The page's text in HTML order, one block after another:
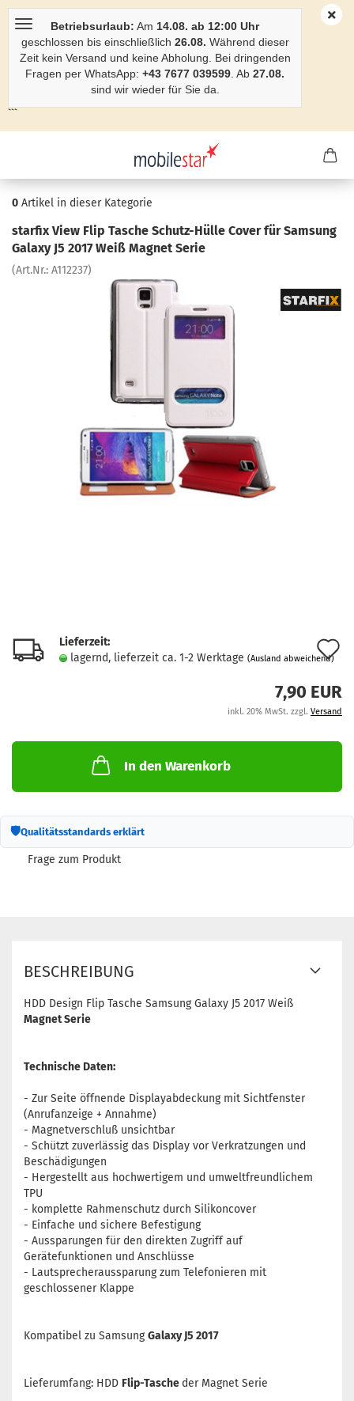
Betriebsurlaub: Am 14.08. ab 12:00 Uhr
geschlossen bis einschließlich 26.08. Während dieser
Zeit kein Versand und keine Abholung. Bei dringenden
Fragen per WhatsApp: +43 7677 039599 . Ab 27.08.
sind wir wieder für Sie da.
```
0 Artikel in dieser Kategorie
star­fix View Flip Ta­sche Schutz-​Hülle Cover für Sam­sung
Ga­la­xy J5 2017 Weiß Ma­gnet Serie
(Art.Nr.: A112237)
Lieferzeit:
lagernd, lieferzeit ca. 1-2 Werktage (Ausland abweichend)
7,90 EUR
inkl. 20% MwSt. zzgl. Versand
In den Warenkorb
🛡Qualitätsstandards erklärt
Frage zum Produkt
BESCHREIBUNG
HDD Design Flip Tasche Samsung Galaxy J5 2017 Weiß
Magnet Serie
Technische Daten:
- Zur Seite öffnende Displayabdeckung mit Sichtfenster
(Anrufanzeige + Annahme)
- Magnetverschluß unsichtbar
- Schützt zuverlässig das Display vor Verkratzungen und
Beschädigungen
- Hergestellt aus hochwertigem und umweltfreundlichem
TPU
- komplette Rahmenschutz durch Silikoncover
- Einfache und sichere Befestigung
- Aussparungen für den direkten Zugriff auf
Gerätefunktionen und Anschlüsse
- Lautsprecheraussparung zum Telefonieren mit
geschlossener Klappe
Kompatibel zu SamsungGalaxy J5 2017
Lieferumfang: HDD Flip-Tasche der Magnet Serie